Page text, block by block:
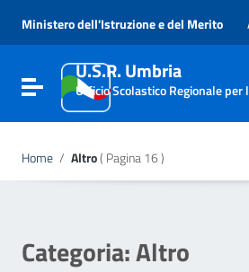
Vai al menu di navigazione
Vai al footer
Ministero dell'Istruzione e del Merito
Attiva / disattiva la navigazione
U.S.R. Umbria
Ufficio Scolastico Regionale per
Home / Altro( Pagina 16 )
Categoria:Altro